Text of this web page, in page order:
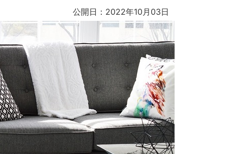
公開日：2022年10月03日